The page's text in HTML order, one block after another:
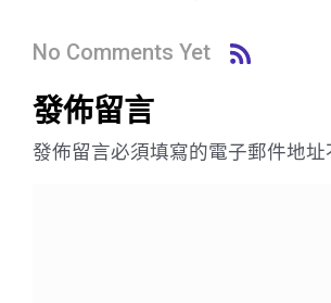
No Comments Yet
發佈留言
發佈留言必須填寫的電子郵件地址